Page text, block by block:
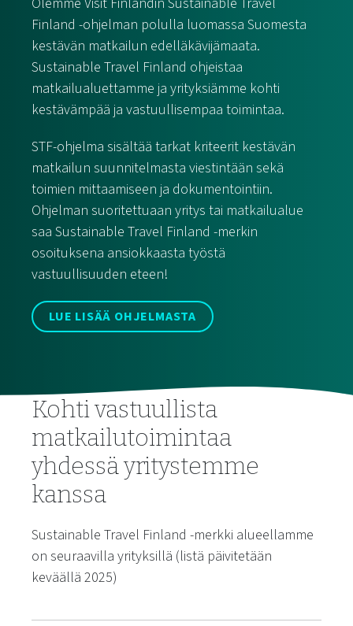
Finland -ohjelman polulla luomassa Suomesta
kestävän matkailun edelläkävijämaata.
Sustainable Travel Finland ohjeistaa
matkailualuettamme ja yrityksiämme kohti
kestävämpää ja vastuullisempaa toimintaa.
STF-ohjelma sisältää tarkat kriteerit kestävän
matkailun suunnitelmasta viestintään sekä
toimien mittaamiseen ja dokumentointiin.
Ohjelman suoritettuaan yritys tai matkailualue
saa Sustainable Travel Finland -merkin
osoituksena ansiokkaasta työstä
vastuullisuuden eteen!
LUE LISÄÄ OHJELMASTA
Kohti vastuullista
matkailutoimintaa
yhdessä yritystemme
kanssa
Sustainable Travel Finland -merkki alueellamme
on seuraavilla yrityksillä (listä päivitetään
keväällä 2025)